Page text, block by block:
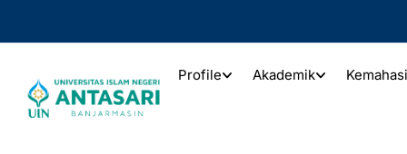
Profile Akademik